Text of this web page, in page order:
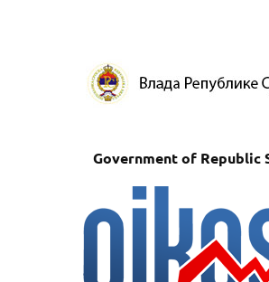
Government of Republic